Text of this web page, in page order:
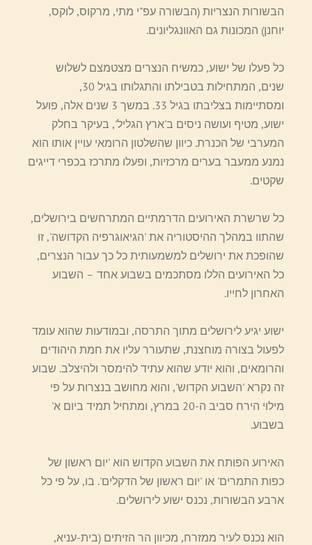
הבשורות הנצריות (הבשורה עפ"י מתי, מרקוס, לוקס,
יוחנן) המכונות גם האוונגליונים.
כל פעלו של ישוע, כמשיח הנצרים מצטמצם לשלוש
שנים, המתחילות בטבילתו והתגלותו בגיל 30,
ומסתיימות בצליבתו בגיל 33. במשך 3 שנים אלה, פועל
ישוע, מטיף ועושה ניסים ב'ארץ הגליל', בעיקר בחלק
המערבי של הכנרת. כיוון שהשלטון הרומאי עויין אותו הוא
נמנע ממעבר בערים מרכזיות, ופעלו מתרכז בכפרי דייגים
שקטים.
כל שרשרת האירועים הדרמתיים המתרחשים בירושלים,
שהתוו במהלך ההיסטוריה את 'הגיאוגרפיה הקדושה', זו
שהופכת את ירושלים למשמעותית כל כך עבור הנצרים,
כל האירועים הללו מסתכמים בשבוע אחד – השבוע
האחרון לחייו.
ישוע יגיע לירושלים מתוך התרסה, ובמודעות שהוא עומד
לפעול בצורה מוחצנת, שתעורר עליו את חמת היהודים
והרומאים, והוא יודע שהוא עתיד להימסר ולהיצלב. שבוע
זה נקרא 'השבוע הקדוש', והוא מחושב בנצרות על פי
מילוי הירח סביב ה-20 במרץ, ומתחיל תמיד ביום א'
בשבוע.
האירוע הפותח את השבוע הקדוש הוא 'יום ראשון של
כפות התמרים' או 'יום ראשון של הדקלים'. בו, על פי כל
ארבע הבשורות, נכנס ישוע לירושלים.
הוא נכנס לעיר ממזרח, מכיוון הר הזיתים (בית-עניא,